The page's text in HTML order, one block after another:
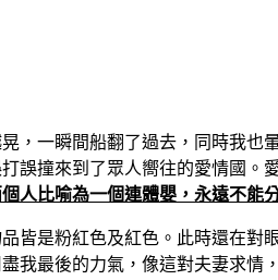
，一瞬間船翻了過去，同時我
誤撞來到了眾人嚮往的愛情國
人比喻為一個連體嬰，永遠不能
皆是粉紅色及紅色。此時還在
我最後的力氣，像這對夫妻求